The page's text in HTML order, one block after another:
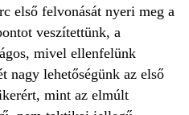
első felvonását nyeri meg a
veszítettünk, a
mivel ellenfelünk
lehetőségünk az első
mint az elmúlt